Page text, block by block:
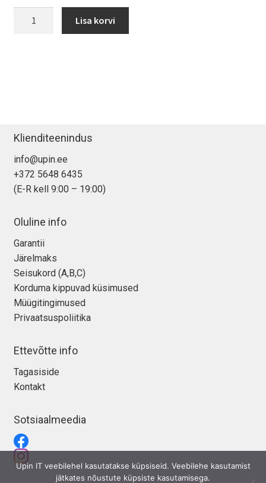
Pro
(2-
pakk)
kogus
Lisa korvi
Klienditeenindus
info@upin.ee
+372 5648 6435
(E-R kell 9:00 – 19:00)
Oluline info
Garantii
Järelmaks
Seisukord (A,B,C)
Korduma kippuvad küsimused
Müügitingimused
Privaatsuspoliitika
Ettevõtte info
Tagasiside
Kontakt
Sotsiaalmeedia
Upin IT veebilehel kasutatakse küpsiseid. Veebilehe kasutamist
jätkates nõustute küpsiste kasutamisega.